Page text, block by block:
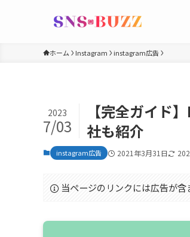
ホーム Instagram instagram広告
【完全ガイド
社も紹介
2023
7/03
instagram広告 2021年3月31日
当ページのリンクには広告が含